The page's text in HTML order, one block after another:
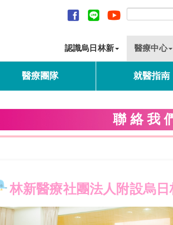
認識烏日林新 醫療中心
醫療團隊 就醫指南
聯 絡 我
林新醫療社團法人附設烏